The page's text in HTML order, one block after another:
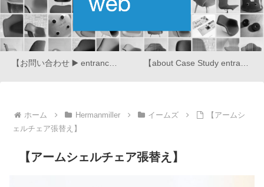
【お問い合わせ ▶️ entrance web】
ホーム Hermanmiller イームズ
【アームシ
ェルチェア張替え】
【アームシェルチェア張替え】